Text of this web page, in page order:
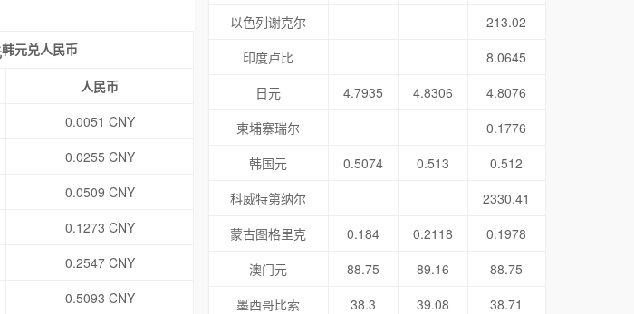
韩元兑人民币
人民币
0.0051 CNY
0.0255 CNY
0.0509 CNY
0.1273 CNY
0.2547 CNY
0.5093 CNY
以色列谢克尔
213.02
印度卢比
8.0645
日元
4.7935 4.8306
4.8076
柬埔寨瑞尔
0.1776
韩国元
0.5074 0.513
0.512
科威特第纳尔
2330.41
蒙古图格里克
0.184 0.2118
0.1978
澳门元
88.75 89.16
88.75
墨西哥比索
38.3 39.08
38.71